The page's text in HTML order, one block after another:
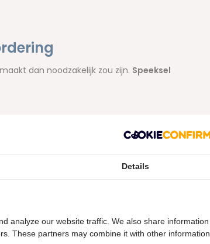
dan noodzakelijk zou zijn. Speeksel
GC Dry Mouth Gel Orange kan je daarbij
Details
analyze our website traffic. We also share information
These partners may combine it with other information